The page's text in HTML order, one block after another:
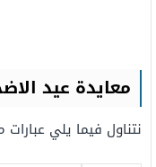
معايدة عيد
نتناول فيما يلي